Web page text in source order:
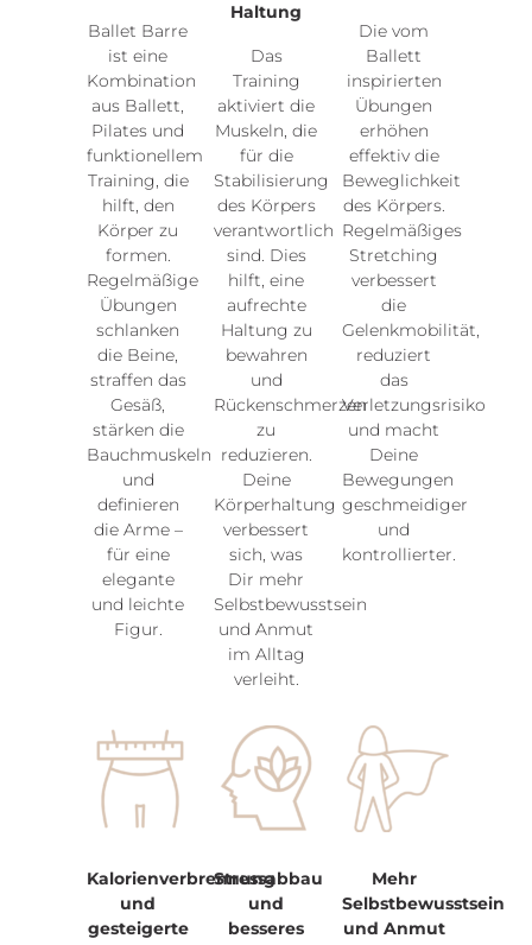
Ballet Barre
ist eine
Kombination
aus Ballett,
Pilates und
funktionellem
Training, die
hilft, den
Körper zu
formen.
Regelmäßige
Übungen
schlanken
die Beine,
straffen das
Gesäß,
stärken die
Bauchmuskeln
und
definieren
die Arme –
für eine
elegante
und leichte
Figur.
Haltung
Das
Training
aktiviert die
Muskeln, die
für die
Stabilisierung
des Körpers
verantwortlich
sind. Dies
hilft, eine
aufrechte
Haltung zu
bewahren
und
Rückenschmerzen
zu
reduzieren.
Deine
Körperhaltung
verbessert
sich, was
Dir mehr
Selbstbewusstsein
und Anmut
im Alltag
verleiht.
Die vom
Ballett
inspirierten
Übungen
erhöhen
effektiv die
Beweglichkeit
des Körpers.
Regelmäßiges
Stretching
verbessert
die
Gelenkmobilität,
reduziert
das
Verletzungsrisiko
und macht
Deine
Bewegungen
geschmeidiger
und
kontrollierter.
Kalorienverbrennung
und
gesteigerte
Stressabbau
und
besseres
Mehr
Selbstbewusstsein
und Anmut